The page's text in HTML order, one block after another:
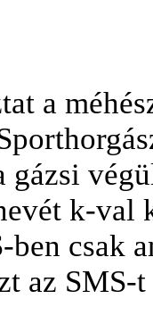
a
gázsi
k-val
csak
az SMS-